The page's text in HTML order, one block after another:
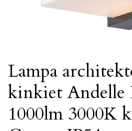
Lampa
kinkiet
1000lm 3000K